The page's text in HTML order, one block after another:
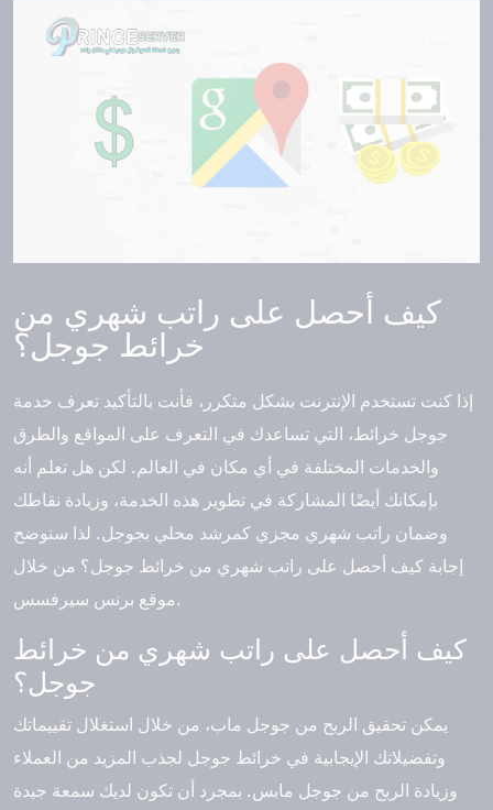
كيف أحصل على راتب شهري من
خرائط جوجل؟
إذا كنت تستخدم الإنترنت بشكل متكرر، فأنت بالتأكيد تعرف خدمة
جوجل خرائط، التي تساعدك في التعرف على المواقع والطرق
والخدمات المختلفة في أي مكان في العالم. لكن هل تعلم أنه
بإمكانك أيضًا المشاركة في تطوير هذه الخدمة، وزيادة نقاطك
وضمان راتب شهري مجزي كمرشد محلي بجوجل. لذا سنوضح
إجابة كيف أحصل على راتب شهري من خرائط جوجل؟ من خلال
موقع برنس سيرفسس.
كيف أحصل على راتب شهري من خرائط
جوجل؟
يمكن تحقيق الربح من جوجل ماب، من خلال استغلال تقييماتك
وتفضيلاتك الإيجابية في خرائط جوجل لجذب المزيد من العملاء
وزيادة الربح من جوجل مابس. بمجرد أن تكون لديك سمعة جيدة